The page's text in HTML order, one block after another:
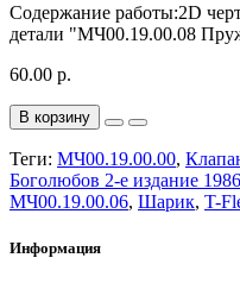
Содержание работы:2D
детали "МЧ00.19.00.08
60.00 р.
В корзину
Теги: МЧ00.19.00.00,
Боголюбов 2-е издание 1986
МЧ00.19.00.06, Шарик, T-
Информация